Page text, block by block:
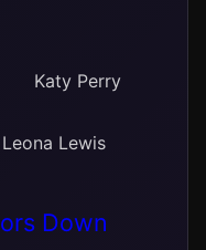
Down